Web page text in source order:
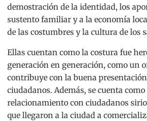
demostración de la identidad, los
sustento familiar y a la economía
de las costumbres y la cultura de los
Ellas cuentan como la costura fue
generación en generación, como un
contribuye con la buena
ciudadanos. Además, se cuenta como
relacionamiento con ciudadanos
que llegaron a la ciudad a